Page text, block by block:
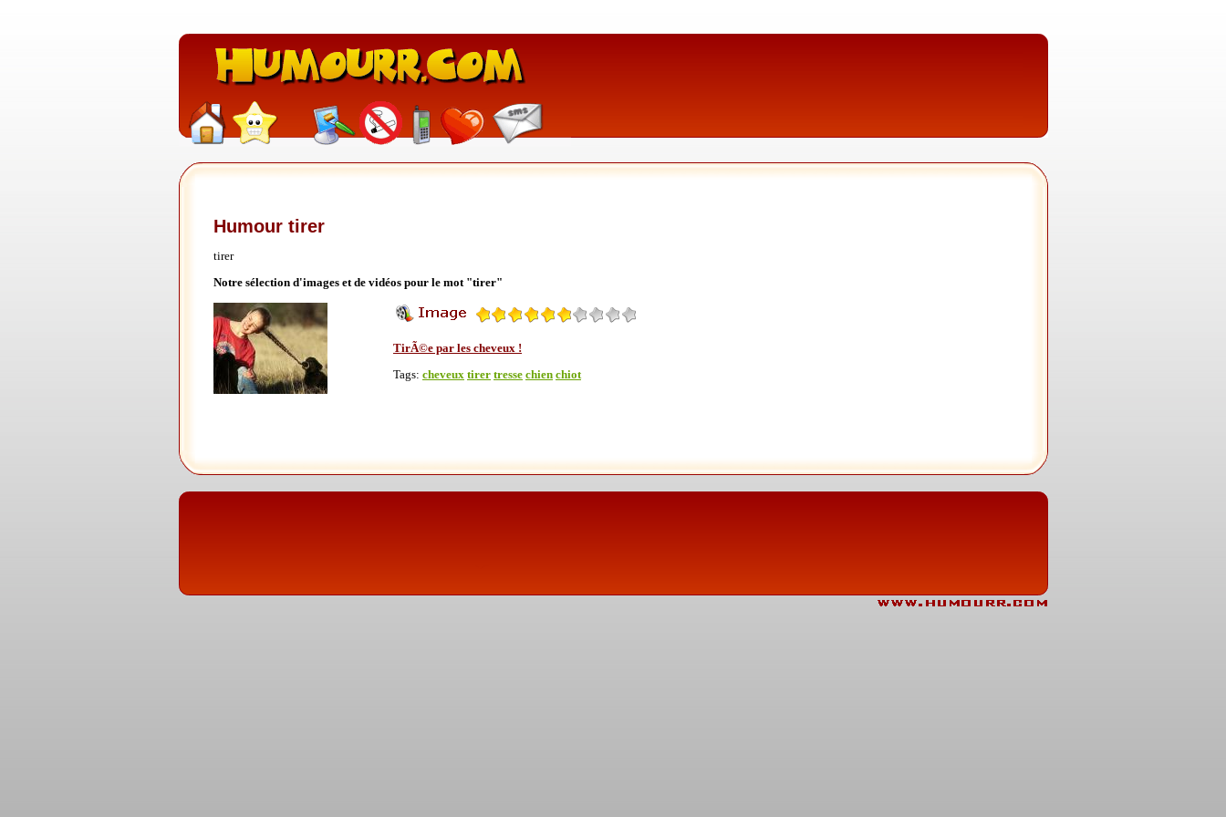
Humour tirer
tirer
Notre sélection d'images et de vidéos pour le mot "tirer"
TirÃ©e par les cheveux !
Tags: cheveux tirer tresse chien chiot